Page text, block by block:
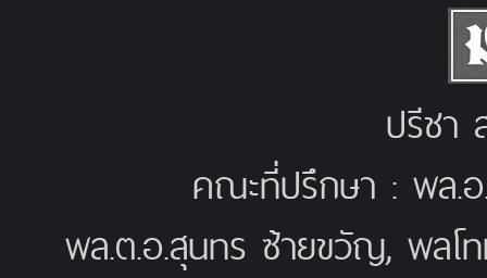
ปรีชา
คณะที่ปรึกษา : พล.
พล.ต.อ.สุนทร ซ้ายขวัญ, พล